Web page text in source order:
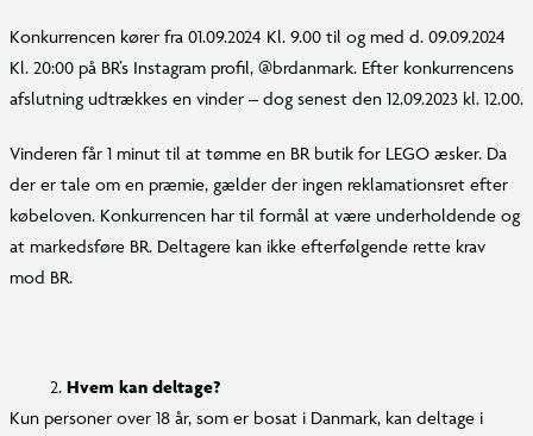
Konkurrencen kører fra 01.09.2024 Kl. 9.00 til og med d. 09.09.2024
Kl. 20:00 på BR’s Instagram profil, @brdanmark. Efter konkurrencens
afslutning udtrækkes en vinder – dog senest den 12.09.2023 kl. 12.00.
Vinderen får 1 minut til at tømme en BR butik for LEGO æsker. Da
der er tale om en præmie, gælder der ingen reklamationsret efter
købeloven. Konkurrencen har til formål at være underholdende og
at markedsføre BR. Deltagere kan ikke efterfølgende rette krav
mod BR.
Hvem kan deltage?
Kun personer over 18 år, som er bosat i Danmark, kan deltage i